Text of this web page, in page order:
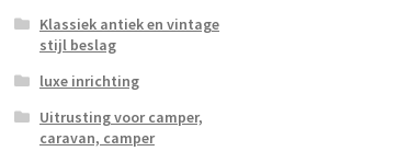
Klassiek antiek en vintage
stijl beslag
luxe inrichting
Uitrusting voor camper,
caravan, camper